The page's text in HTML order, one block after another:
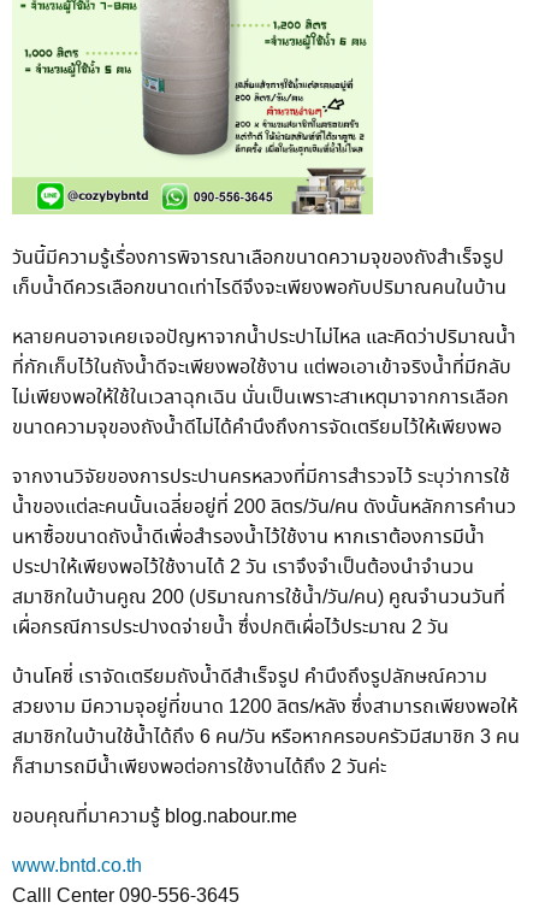
วันนี้มีความรู้เรื่องการพิจารณาเลือกขนาดความจุของถังสำเร็จรูป
เก็บน้ำดีควรเลือกขนาดเท่าไรดีจึงจะเพียงพอกับปริมาณคนในบ้าน
หลายคนอาจเคยเจอปัญหาจากน้ำประปาไม่ไหล และคิดว่าปริมาณน้ำ
ที่กักเก็บไว้ในถังน้ำดีจะเพียงพอใช้งาน แต่พอเอาเข้าจริงน้ำที่มีกลับ
ไม่เพียงพอให้ใช้ในเวลาฉุกเฉิน นั่นเป็นเพราะสาเหตุมาจากการเลือก
ขนาดความจุของถังน้ำดีไม่ได้คำนึงถึงการจัดเตรียมไว้ให้เพียงพอ
จากงานวิจัยของการประปานครหลวงที่มีการสำรวจไว้ ระบุว่าการใช้
น้ำของแต่ละคนนั้นเฉลี่ยอยู่ที่ 200 ลิตร/วัน/คน ดังนั้นหลักการคำนว
นหาซื้อขนาดถังน้ำดีเพื่อสำรองน้ำไว้ใช้งาน หากเราต้องการมีน้ำ
ประปาให้เพียงพอไว้ใช้งานได้ 2 วัน เราจึงจำเป็นต้องนำจำนวน
สมาชิกในบ้านคูณ 200 (ปริมาณการใช้น้ำ/วัน/คน) คูณจำนวนวันที่
เผื่อกรณีการประปางดจ่ายน้ำ ซึ่งปกติเผื่อไว้ประมาณ 2 วัน
บ้านโคซี่ เราจัดเตรียมถังน้ำดีสำเร็จรูป คำนึงถึงรูปลักษณ์ความ
สวยงาม มีความจุอยู่ที่ขนาด 1200 ลิตร/หลัง ซึ่งสามารถเพียงพอให้
สมาชิกในบ้านใช้น้ำได้ถึง 6 คน/วัน หรือหากครอบครัวมีสมาชิก 3 คน
ก็สามารถมีน้ำเพียงพอต่อการใช้งานได้ถึง 2 วันค่ะ
ขอบคุณที่มาความรู้ blog.nabour.me
www.bntd.co.th
Calll Center 090-556-3645